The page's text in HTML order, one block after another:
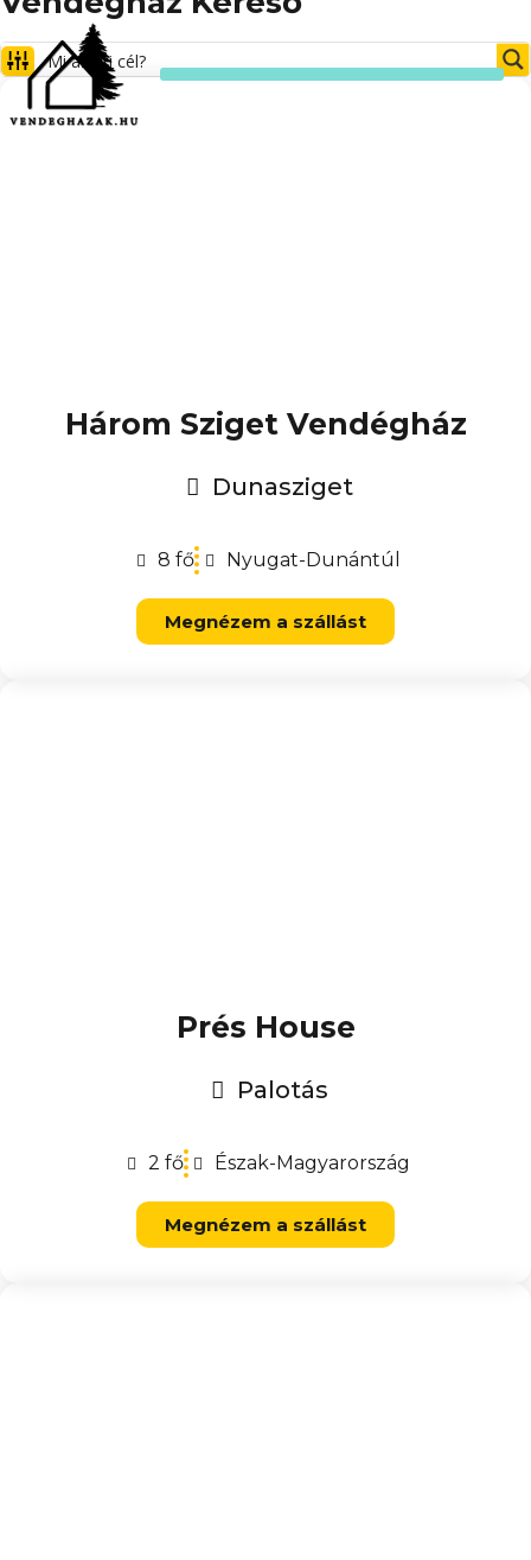
Három Sziget Vendégház
Dunasziget
8 fő Nyugat-Dunántúl
Megnézem a szállást
Prés House
Palotás
2 fő Észak-Magyarország
Megnézem a szállást